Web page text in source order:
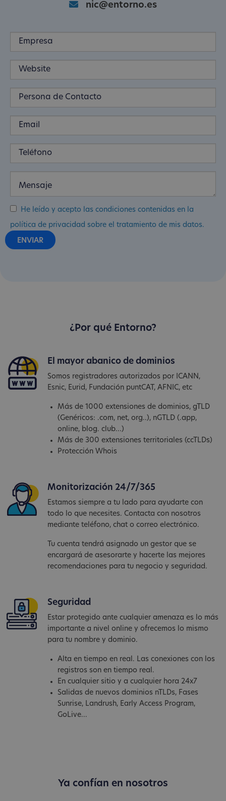
nic@entorno.es
He leído y acepto las condiciones contenidas en la
política de privacidad sobre el tratamiento de mis datos.
¿Por qué Entorno?
El mayor abanico de dominios
Somos registradores autorizados por ICANN,
Esnic, Eurid, Fundación puntCAT, AFNIC, etc
Más de 1000 extensiones de dominios, gTLD
(Genéricos: .com, net, org..), nGTLD (.app,
online, blog. club...)
Más de 300 extensiones territoriales (ccTLDs)
Protección Whois
Monitorización 24/7/365
Estamos siempre a tu lado para ayudarte con
todo lo que necesites. Contacta con nosotros
mediante teléfono, chat o correo electrónico.
Tu cuenta tendrá asignado un gestor que se
encargará de asesorarte y hacerte las mejores
recomendaciones para tu negocio y seguridad.
Seguridad
Estar protegido ante cualquier amenaza es lo más
importante a nivel online y ofrecemos lo mismo
para tu nombre y dominio.
Alta en tiempo en real. Las conexiones con los
registros son en tiempo real.
En cualquier sitio y a cualquier hora 24x7
Salidas de nuevos dominios nTLDs, Fases
Sunrise, Landrush, Early Access Program,
GoLive...
Ya confían en nosotros